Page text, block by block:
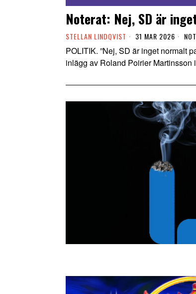
Noterat: Nej, SD är
STELLAN LINDQVIST 31 MAR 2026
POLITIK. ”Nej, SD är inget normalt
inlägg av Roland Poirier Martinsson